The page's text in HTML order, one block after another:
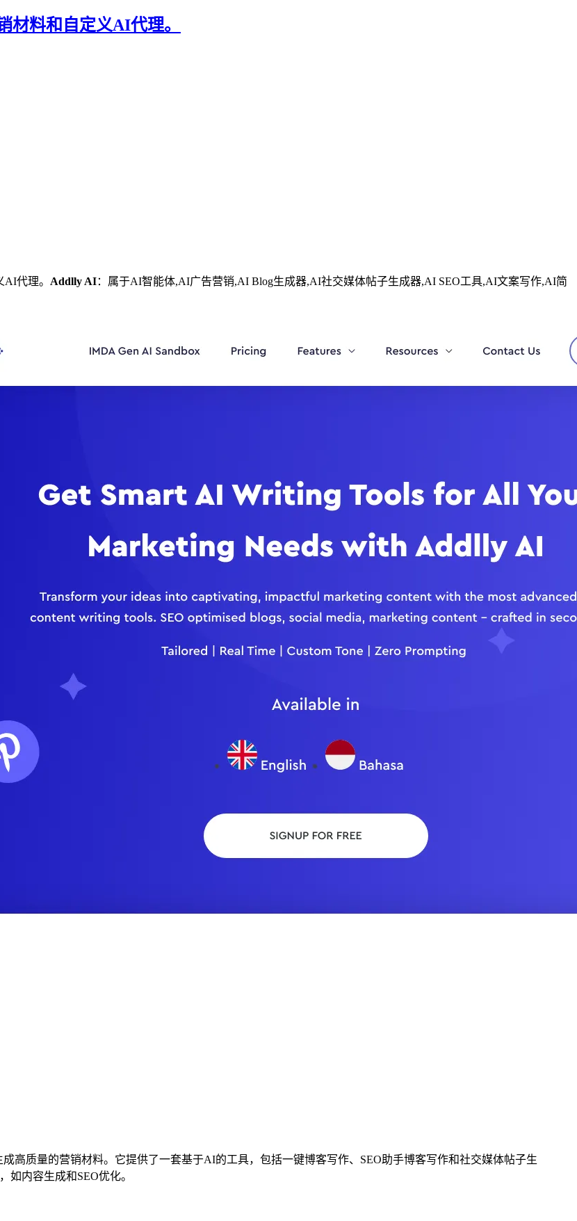
料和自定义AI代理。
代理。 Addlly AI：属于AI智能体,AI广告营销,AI Blog生成器,AI社交媒体帖子生成器,AI SEO工具,AI文案写作,AI简
高质量的营销材料。它提供了一套基于AI的工具，包括一键博客写作、SEO助手博客写作和社交媒体帖子生
内容生成和SEO优化。